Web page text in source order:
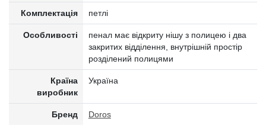
Комплектація петлі
Особливості
пенал має відкриту нішу з полицею і два
закритих відділення, внутрішній простір
розділений полицями
Країна
виробник
Україна
Бренд Doros